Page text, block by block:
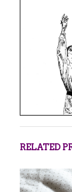
RELATED